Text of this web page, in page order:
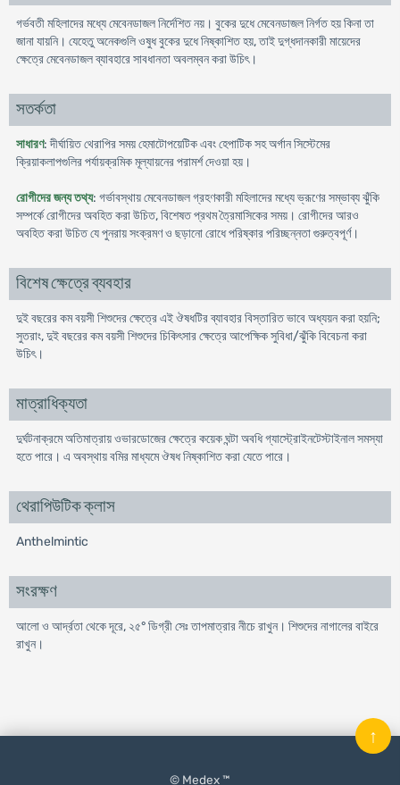
গর্ভবতী মহিলাদের মধ্যে মেবেনডাজল নির্দেশিত নয়। বুকের দুধে মেবেনডাজল নির্গত হয় কিনা তা
জানা যায়নি। যেহেতু অনেকগুলি ওষুধ বুকের দুধে নিষ্কাশিত হয়, তাই দুগ্ধদানকারী মায়েদের
ক্ষেত্রে মেবেনডাজল ব্যাবহারে সাবধানতা অবলম্বন করা উচিৎ।
সতর্কতা
সাধারণ: দীর্ঘায়িত থেরাপির সময় হেমাটোপয়েটিক এবং হেপাটিক সহ অর্গান সিস্টেমের
ক্রিয়াকলাপগুলির পর্যায়ক্রমিক মূল্যায়নের পরামর্শ দেওয়া হয়।
রোগীদের জন্য তথ্য: গর্ভাবস্থায় মেবেনডাজল গ্রহণকারী মহিলাদের মধ্যে ভ্রূণের সম্ভাব্য ঝুঁকি
সম্পর্কে রোগীদের অবহিত করা উচিত, বিশেষত প্রথম ত্রৈমাসিকের সময়। রোগীদের আরও
অবহিত করা উচিত যে পুনরায় সংক্রমণ ও ছড়ানো রোধে পরিষ্কার পরিচ্ছন্নতা গুরুত্বপূর্ণ।
বিশেষ ক্ষেত্রে ব্যবহার
দুই বছরের কম বয়সী শিশুদের ক্ষেত্রে এই ঔষধটির ব্যাবহার বিস্তারিত ভাবে অধ্যয়ন করা হয়নি;
সুতরাং, দুই বছরের কম বয়সী শিশুদের চিকিৎসার ক্ষেত্রে আপেক্ষিক সুবিধা/ঝুঁকি বিবেচনা করা
উচিৎ।
মাত্রাধিক্যতা
দুর্ঘটনাক্রমে অতিমাত্রায় ওভারডোজের ক্ষেত্রে কয়েক ঘন্টা অবধি গ্যাস্ট্রোইনটেস্টাইনাল সমস্যা
হতে পারে। এ অবস্থায় বমির মাধ্যমে ঔষধ নিষ্কাশিত করা যেতে পারে।
থেরাপিউটিক ক্লাস
Anthelmintic
সংরক্ষণ
আলো ও আর্দ্রতা থেকে দূরে, ২৫° ডিগ্রী সেঃ তাপমাত্রার নীচে রাখুন। শিশুদের নাগালের বাইরে
রাখুন।
© Medex ™
↑